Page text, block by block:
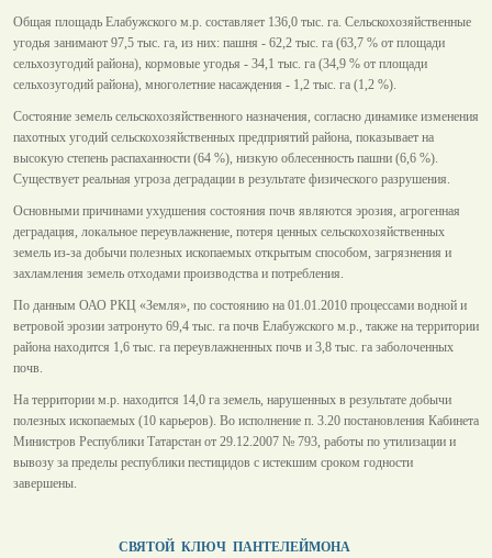
Общая площадь Елабужского м.р. составляет 136,0 тыс. га. Сельскохозяйственные
угодья занимают 97,5 тыс. га, из них: пашня - 62,2 тыс. га (63,7 % от площади
сельхозугодий района), кормовые угодья - 34,1 тыс. га (34,9 % от площади
сельхозугодий района), многолетние насаждения - 1,2 тыс. га (1,2 %).
Состояние земель сельскохозяйственного назначения, согласно динамике изменения
пахотных угодий сельскохозяйственных предприятий района, показывает на
высокую степень распаханности (64 %), низкую облесенность пашни (6,6 %).
Существует реальная угроза деградации в результате физического разрушения.
Основными причинами ухудшения состояния почв являются эрозия, агрогенная
деградация, локальное переувлажнение, потеря ценных сельскохозяйственных
земель из-за добычи полезных ископаемых открытым способом, загрязнения и
захламления земель отходами производства и потребления.
По данным ОАО РКЦ «Земля», по состоянию на 01.01.2010 процессами водной и
ветровой эрозии затронуто 69,4 тыс. га почв Елабужского м.р., также на территории
района находится 1,6 тыс. га переувлажненных почв и 3,8 тыс. га заболоченных
почв.
На территории м.р. находится 14,0 га земель, нарушенных в результате добычи
полезных ископаемых (10 карьеров). Во исполнение п. 3.20 постановления Кабинета
Министров Республики Татарстан от 29.12.2007 № 793, работы по утилизации и
вывозу за пределы республики пестицидов с истекшим сроком годности
завершены.
СВЯТОЙ КЛЮЧ ПАНТЕЛЕЙМОНА